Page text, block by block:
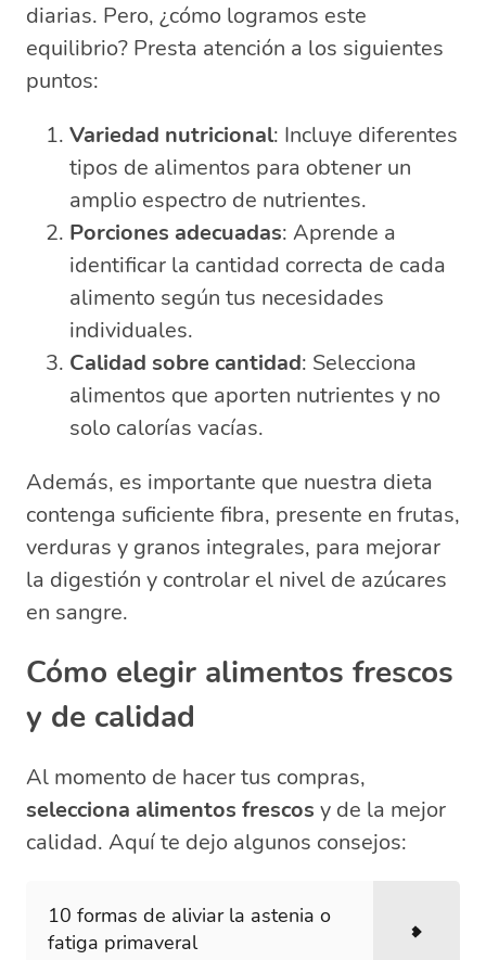
diarias. Pero, ¿cómo logramos este
equilibrio? Presta atención a los siguientes
puntos:
Variedad nutricional: Incluye diferentes
tipos de alimentos para obtener un
amplio espectro de nutrientes.
Porciones adecuadas: Aprende a
identificar la cantidad correcta de cada
alimento según tus necesidades
individuales.
Calidad sobre cantidad: Selecciona
alimentos que aporten nutrientes y no
solo calorías vacías.
Además, es importante que nuestra dieta
contenga suficiente fibra, presente en frutas,
verduras y granos integrales, para mejorar
la digestión y controlar el nivel de azúcares
en sangre.
Cómo elegir alimentos frescos
y de calidad
Al momento de hacer tus compras,
selecciona alimentos frescos y de la mejor
calidad. Aquí te dejo algunos consejos:
10 formas de aliviar la astenia o
fatiga primaveral